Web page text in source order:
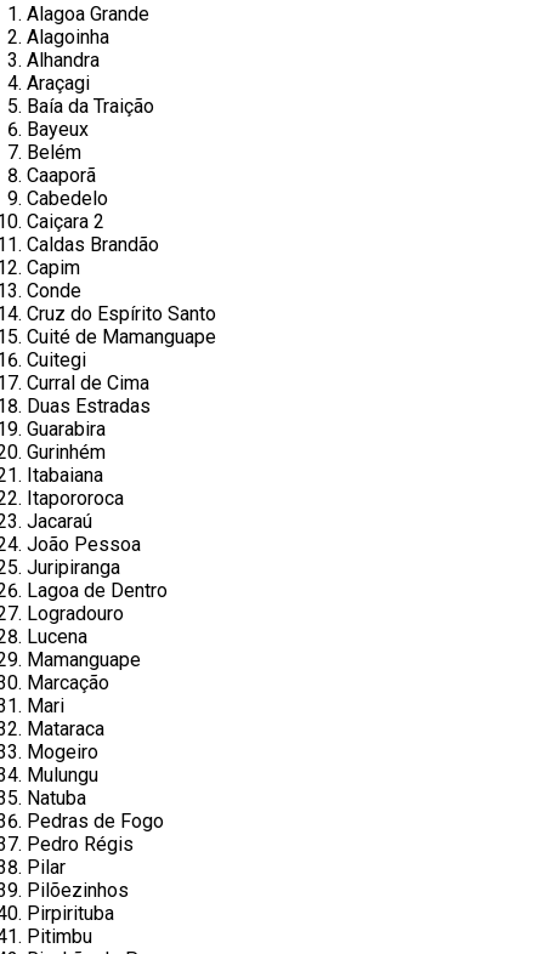
Alagoa Grande
Alagoinha
Alhandra
Araçagi
Baía da Traição
Bayeux
Belém
Caaporã
Cabedelo
Caiçara 2
Caldas Brandão
Capim
Conde
Cruz do Espírito Santo
Cuité de Mamanguape
Cuitegi
Curral de Cima
Duas Estradas
Guarabira
Gurinhém
Itabaiana
Itapororoca
Jacaraú
João Pessoa
Juripiranga
Lagoa de Dentro
Logradouro
Lucena
Mamanguape
Marcação
Mari
Mataraca
Mogeiro
Mulungu
Natuba
Pedras de Fogo
Pedro Régis
Pilar
Pilõezinhos
Pirpirituba
Pitimbu